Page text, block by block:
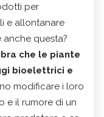
per
e allontanare
questa?
che le piante
bioelettrici e
modificare i loro
e il rumore di un